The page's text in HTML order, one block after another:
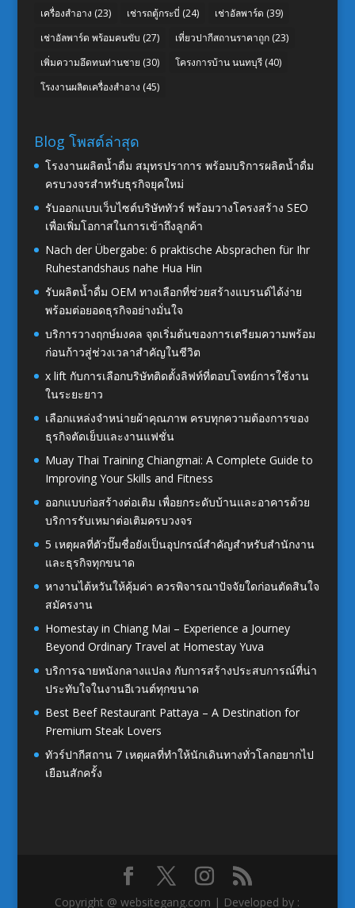
เครื่องสำอาง (23) เช่ารถตู้กระบี่ (24) เช่าอัลพาร์ด (39)
เช่าอัลพาร์ด พร้อมคนขับ (27) เที่ยวปากีสถานราคาถูก(23)
เพิ่มความอึดทนท่านชาย (30) โครงการบ้าน นนทบุรี(40)
โรงงานผลิตเครื่องสำอาง (45)
Blog โพสต์ล่าสุด
โรงงานผลิตน้ำดื่ม สมุทรปราการ พร้อมบริการผลิตน้ำดื่ม
ครบวงจรสำหรับธุรกิจยุคใหม่
รับออกแบบเว็บไซต์บริษัททัวร์ พร้อมวางโครงสร้าง SEO
เพื่อเพิ่มโอกาสในการเข้าถึงลูกค้า
Nach der Übergabe: 6 praktische Absprachen für Ihr
Ruhestandshaus nahe Hua Hin
รับผลิตน้ำดื่ม OEM ทางเลือกที่ช่วยสร้างแบรนด์ได้ง่าย
พร้อมต่อยอดธุรกิจอย่างมั่นใจ
บริการวางฤกษ์มงคล จุดเริ่มต้นของการเตรียมความพร้อม
ก่อนก้าวสู่ช่วงเวลาสำคัญในชีวิต
x lift กับการเลือกบริษัทติดตั้งลิฟท์ที่ตอบโจทย์การใช้งาน
ในระยะยาว
เลือกแหล่งจำหน่ายผ้าคุณภาพ ครบทุกความต้องการของ
ธุรกิจตัดเย็บและงานแฟชั่น
Muay Thai Training Chiangmai: A Complete Guide to
Improving Your Skills and Fitness
ออกแบบก่อสร้างต่อเติม เพื่อยกระดับบ้านและอาคารด้วย
บริการรับเหมาต่อเติมครบวงจร
5 เหตุผลที่ตัวปั๊มชื่อยังเป็นอุปกรณ์สำคัญสำหรับสำนักงาน
และธุรกิจทุกขนาด
หางานไต้หวันให้คุ้มค่า ควรพิจารณาปัจจัยใดก่อนตัดสินใจ
สมัครงาน
Homestay in Chiang Mai – Experience a Journey
Beyond Ordinary Travel at Homestay Yuva
บริการฉายหนังกลางแปลง กับการสร้างประสบการณ์ที่น่า
ประทับใจในงานอีเวนต์ทุกขนาด
Best Beef Restaurant Pattaya – A Destination for
Premium Steak Lovers
ทัวร์ปากีสถาน 7 เหตุผลที่ทำให้นักเดินทางทั่วโลกอยากไป
เยือนสักครั้ง
Copyright @ websitegang.com | Developed by :